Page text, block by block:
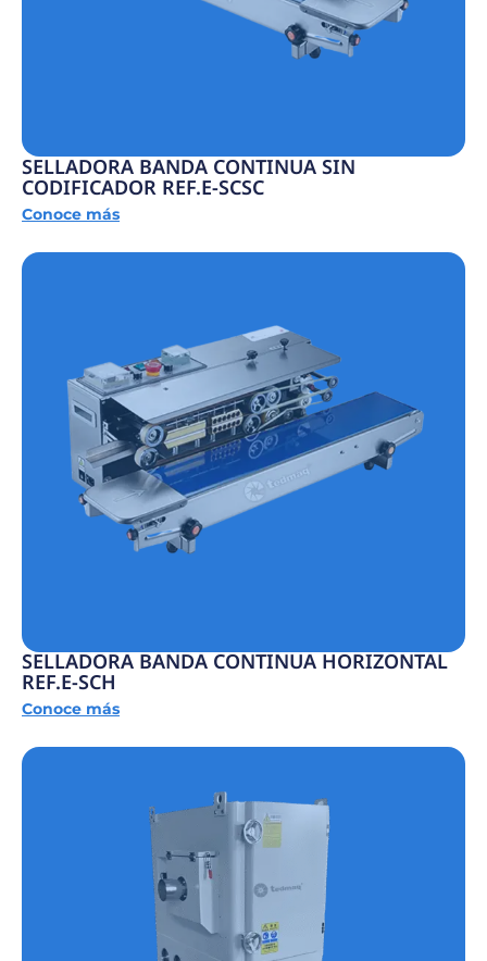
SELLADORA BANDA CONTINUA SIN
CODIFICADOR REF.E-SCSC
Conoce más
SELLADORA BANDA CONTINUA HORIZONTAL
REF.E-SCH
Conoce más